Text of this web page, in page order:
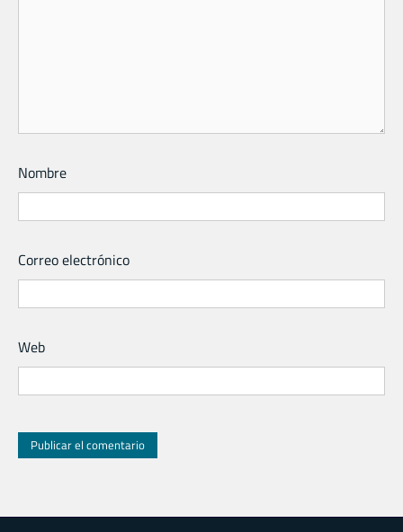
Nombre
Correo electrónico
Web